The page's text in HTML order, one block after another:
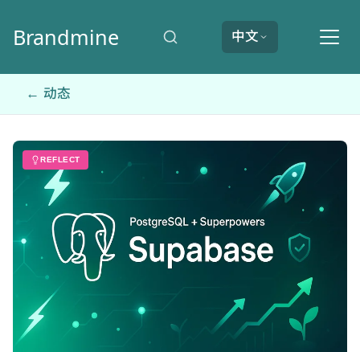
Brandmine 中文
← 动态
REFLECT